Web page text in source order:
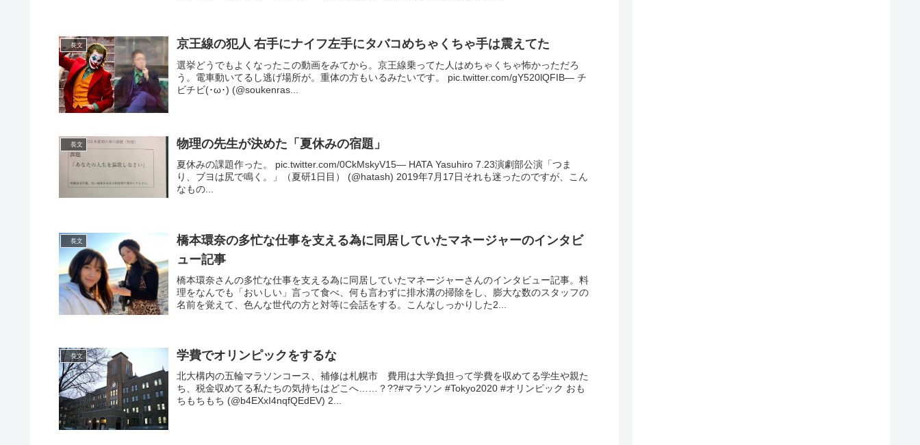
長文 京王線の犯人 右手にナイフ左手にタバコめちゃくちゃ手は震えてた
選挙どうでもよくなったこの動画をみてから。京王線乗ってた人はめちゃくちゃ怖かっただろ
う。電車動いてるし逃げ場所が。重体の方もいるみたいです。 pic.twitter.com/gY520lQFIB— チ
ビチビ(･ω･) (@soukenras...
長文 物理の先生が決めた「夏休みの宿題」
夏休みの課題作った。 pic.twitter.com/0CkMskyV15— HATA Yasuhiro 7.23演劇部公演「つま
り、ブヨは尻で鳴く。」（夏研1日目） (@hatash) 2019年7月17日それも迷ったのですが、こん
なもの...
長文
橋本環奈の多忙な仕事を支える為に同居していたマネージャーのインタビ
ュー記事
橋本環奈さんの多忙な仕事を支える為に同居していたマネージャーさんのインタビュー記事。料
理をなんでも「おいしい」言って食べ、何も言わずに排水溝の掃除をし、膨大な数のスタッフの
名前を覚えて、色んな世代の方と対等に会話をする。こんなしっかりした2...
長文 学費でオリンピックをするな
北大構内の五輪マラソンコース、補修は札幌市 費用は大学負担って学費を収めてる学生や親た
ち、税金収めてる私たちの気持ちはどこへ……？??#マラソン #Tokyo2020 #オリンピック おも
ちもちもち (@b4EXxI4nqfQEdEV) 2...